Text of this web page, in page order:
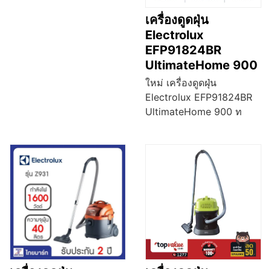
เครื่องดูดฝุ่น
Electrolux
EFP91824BR
UltimateHome 900
ใหม่ เครื่องดูดฝุ่น
Electrolux EFP91824BR
UltimateHome 900 ท